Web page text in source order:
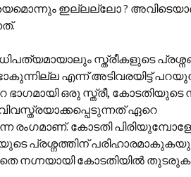
ഇല്ലല്ലോ ?
സ്ത്രീകളുടെ
എന്ന് അടിവരയിട്ട്
ഭാഗമായി ഒരു സ്ത്രീ, കോടതിയുടെ
ഏറെ
കോടതി
പ്രശ്നത്തിന് പരിഹാരമാകുകയും
നഗ്നയായി കോടതിയിൽ